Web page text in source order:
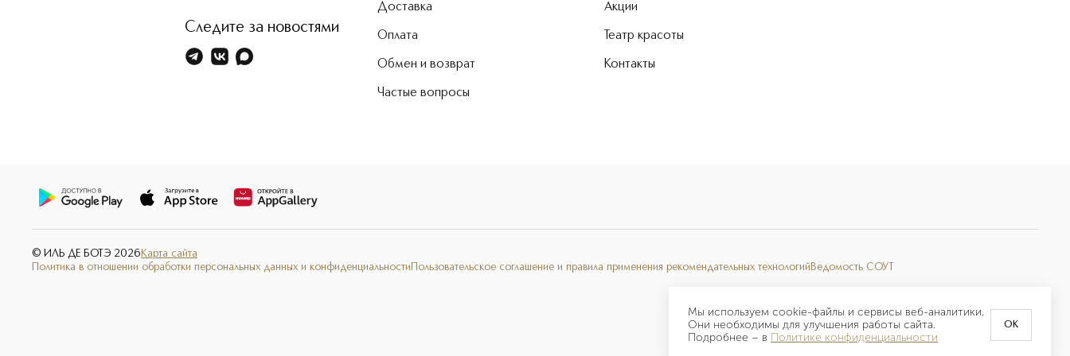
Мы используем cookie-файлы и сервисы веб-аналитики.
Они необходимы для улучшения работы сайта.
Подробнее – в Политике конфиденциальности
OK
Следите за новостями
Доставка
Оплата
Обмен и возврат
Частые вопросы
Акции
Театр красоты
Контакты
© ИЛЬ ДЕ БОТЭ 2026 Карта сайта
Политика в отношении обработки персональных данных и конфиденциальности Пользовательское соглашение и правила применения рекомендательных технологий Ведомость СОУТ